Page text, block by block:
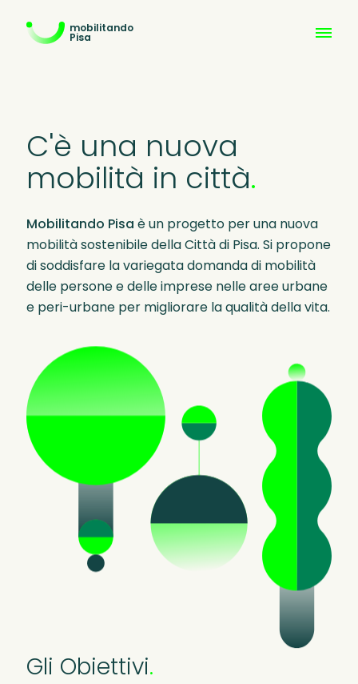
mobilitando
Pisa
C'è una nuova
mobilità in città.
Mobilitando Pisa è un progetto per una nuova
mobilità sostenibile della Città di Pisa. Si propone
di soddisfare la variegata domanda di mobilità
delle persone e delle imprese nelle aree urbane
e peri-urbane per migliorare la qualità della vita.
Gli Obiettivi.